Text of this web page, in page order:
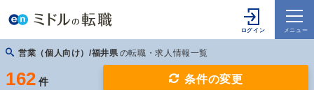
営業（個人向け）/福井県 の転職・求人情報一覧
162 件 条件の変更